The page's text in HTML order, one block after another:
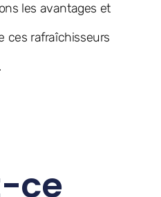
les avantages et
ces rafraîchisseurs
ce